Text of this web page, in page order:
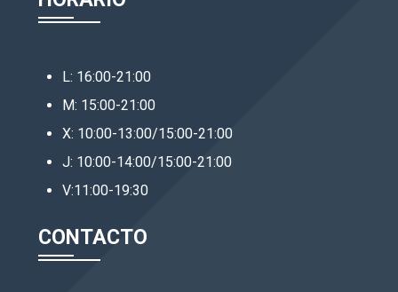
L: 16:00-21:00
M: 15:00-21:00
X: 10:00-13:00/15:00-21:00
J: 10:00-14:00/15:00-21:00
V:11:00-19:30
CONTACTO